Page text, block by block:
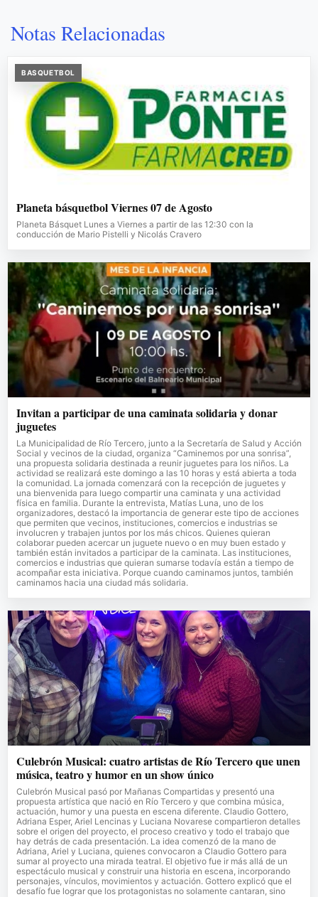
Notas Relacionadas
BASQUETBOL
Planeta básquetbol Viernes 07 de Agosto
Planeta Básquet Lunes a Viernes a partir de las 12:30 con la
conducción de Mario Pistelli y Nicolás Cravero
Invitan a participar de una caminata solidaria y donar
juguetes
La Municipalidad de Río Tercero, junto a la Secretaría de Salud y Acción
Social y vecinos de la ciudad, organiza “Caminemos por una sonrisa”,
una propuesta solidaria destinada a reunir juguetes para los niños. La
actividad se realizará este domingo a las 10 horas y está abierta a toda
la comunidad. La jornada comenzará con la recepción de juguetes y
una bienvenida para luego compartir una caminata y una actividad
física en familia. Durante la entrevista, Matías Luna, uno de los
organizadores, destacó la importancia de generar este tipo de acciones
que permiten que vecinos, instituciones, comercios e industrias se
involucren y trabajen juntos por los más chicos. Quienes quieran
colaborar pueden acercar un juguete nuevo o en muy buen estado y
también están invitados a participar de la caminata. Las instituciones,
comercios e industrias que quieran sumarse todavía están a tiempo de
acompañar esta iniciativa. Porque cuando caminamos juntos, también
caminamos hacia una ciudad más solidaria.
Culebrón Musical: cuatro artistas de Río Tercero que unen
música, teatro y humor en un show único
Culebrón Musical pasó por Mañanas Compartidas y presentó una
propuesta artística que nació en Río Tercero y que combina música,
actuación, humor y una puesta en escena diferente. Claudio Gottero,
Adriana Esper, Ariel Lencinas y Luciana Novarese compartieron detalles
sobre el origen del proyecto, el proceso creativo y todo el trabajo que
hay detrás de cada presentación. La idea comenzó de la mano de
Adriana, Ariel y Luciana, quienes convocaron a Claudio Gottero para
sumar al proyecto una mirada teatral. El objetivo fue ir más allá de un
espectáculo musical y construir una historia en escena, incorporando
personajes, vínculos, movimientos y actuación. Gottero explicó que el
desafío fue lograr que los protagonistas no solamente cantaran, sino